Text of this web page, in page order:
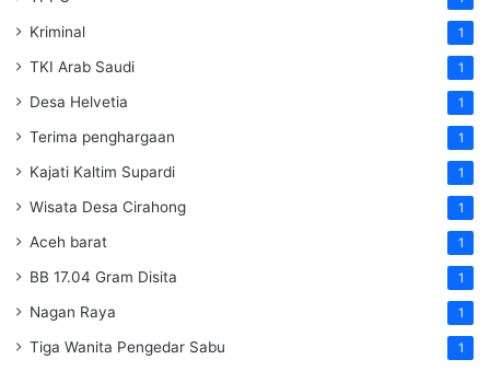
Kriminal 1
TKI Arab Saudi 1
Desa Helvetia 1
Terima penghargaan 1
Kajati Kaltim Supardi 1
Wisata Desa Cirahong 1
Aceh barat 1
BB 17.04 Gram Disita 1
Nagan Raya 1
Tiga Wanita Pengedar Sabu 1